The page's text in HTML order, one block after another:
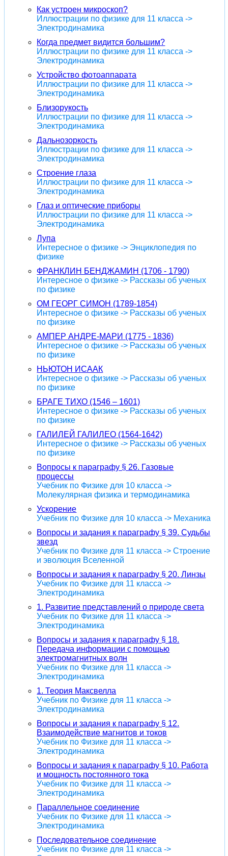
Как устроен микроскоп?
Иллюстрации по физике для 11 класса ->
Электродинамика
Когда предмет видится большим?
Иллюстрации по физике для 11 класса ->
Электродинамика
Устройство фотоаппарата
Иллюстрации по физике для 11 класса ->
Электродинамика
Близорукость
Иллюстрации по физике для 11 класса ->
Электродинамика
Дальнозоркость
Иллюстрации по физике для 11 класса ->
Электродинамика
Строение глаза
Иллюстрации по физике для 11 класса ->
Электродинамика
Глаз и оптические приборы
Иллюстрации по физике для 11 класса ->
Электродинамика
Лупа
Интересное о физике -> Энциклопедия по
физике
ФРАНКЛИН БЕНДЖАМИН (1706 - 1790)
Интересное о физике -> Рассказы об ученых
по физике
ОМ ГЕОРГ СИМОН (1789-1854)
Интересное о физике -> Рассказы об ученых
по физике
АМПЕР АНДРЕ-МАРИ (1775 - 1836)
Интересное о физике -> Рассказы об ученых
по физике
НЬЮТОН ИСААК
Интересное о физике -> Рассказы об ученых
по физике
БРАГЕ ТИХО (1546 – 1601)
Интересное о физике -> Рассказы об ученых
по физике
ГАЛИЛЕЙ ГАЛИЛЕО (1564-1642)
Интересное о физике -> Рассказы об ученых
по физике
Вопросы к параграфу § 26. Газовые
процессы
Учебник по Физике для 10 класса ->
Молекулярная физика и термодинамика
Ускорение
Учебник по Физике для 10 класса -> Механика
Вопросы и задания к параграфу § 39. Судьбы
звезд
Учебник по Физике для 11 класса -> Строение
и эволюция Вселенной
Вопросы и задания к параграфу § 20. Линзы
Учебник по Физике для 11 класса ->
Электродинамика
1. Развитие представлений о природе света
Учебник по Физике для 11 класса ->
Электродинамика
Вопросы и задания к параграфу § 18.
Передача информации с помощью
электромагнитных волн
Учебник по Физике для 11 класса ->
Электродинамика
1. Теория Максвелла
Учебник по Физике для 11 класса ->
Электродинамика
Вопросы и задания к параграфу § 12.
Взаимодействие магнитов и токов
Учебник по Физике для 11 класса ->
Электродинамика
Вопросы и задания к параграфу § 10. Работа
и мощность постоянного тока
Учебник по Физике для 11 класса ->
Электродинамика
Параллельное соединение
Учебник по Физике для 11 класса ->
Электродинамика
Последовательное соединение
Учебник по Физике для 11 класса ->